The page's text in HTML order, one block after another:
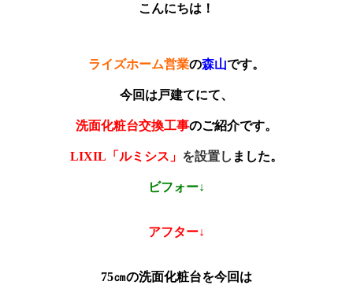
こんにちは！
ライズホーム営業の森山です。
今回は戸建てにて、
洗面化粧台交換工事のご紹介です。
LIXIL「ルミシス」 を設置し ました。
ビフォー↓
アフター↓
75㎝の洗面化粧台を今回は